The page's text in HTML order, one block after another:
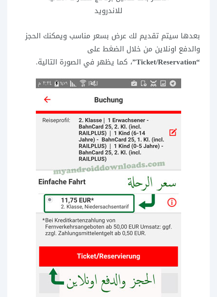
للاندرويد
بعدها سيتم تقديم لك عرض بسعر مناسب ويمكنك الحجز
والدفع اونلاين من خلال الضغط على
“Ticket/Reservation”
، كما يظهر في الصورة التالية.